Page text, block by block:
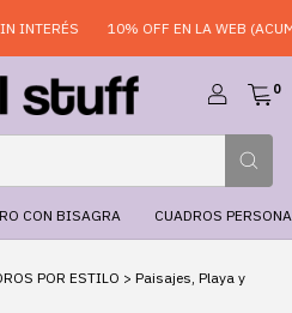
10% OFF EN LA WEB (ACUMULABLE)
0
CON BISAGRA CUADROS
POR ESTILO > Paisajes, Playa y